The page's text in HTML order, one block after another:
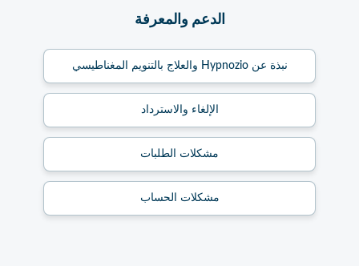
الدعم والمعرفة
نبذة عن Hypnozio والعلاج بالتنويم المغناطيسي
الإلغاء والاسترداد
مشكلات الطلبات
مشكلات الحساب